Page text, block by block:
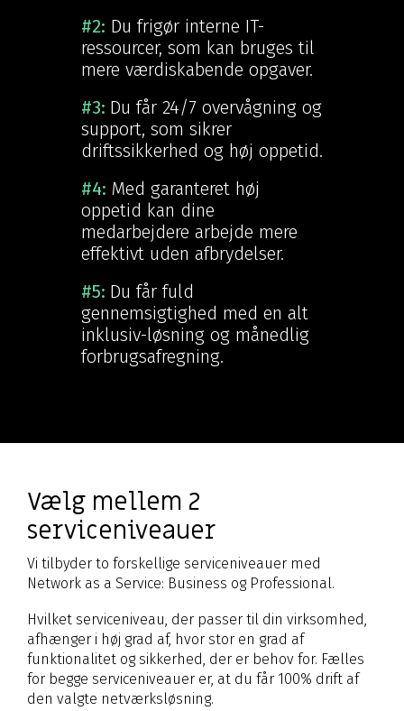
#2: Du frigør interne IT-
ressourcer, som kan bruges til
mere værdiskabende opgaver.
#3: Du får 24/7 overvågning og
support, som sikrer
driftssikkerhed og høj oppetid.
#4: Med garanteret høj
oppetid kan dine
medarbejdere arbejde mere
effektivt uden afbrydelser.
#5: Du får fuld
gennemsigtighed med en alt
inklusiv-løsning og månedlig
forbrugsafregning.
Vælg mellem 2
serviceniveauer
Vi tilbyder to forskellige serviceniveauer med
Network as a Service: Business og Professional.
Hvilket serviceniveau, der passer til din virksomhed,
afhænger i høj grad af, hvor stor en grad af
funktionalitet og sikkerhed, der er behov for. Fælles
for begge serviceniveauer er, at du får 100% drift af
den valgte netværksløsning.